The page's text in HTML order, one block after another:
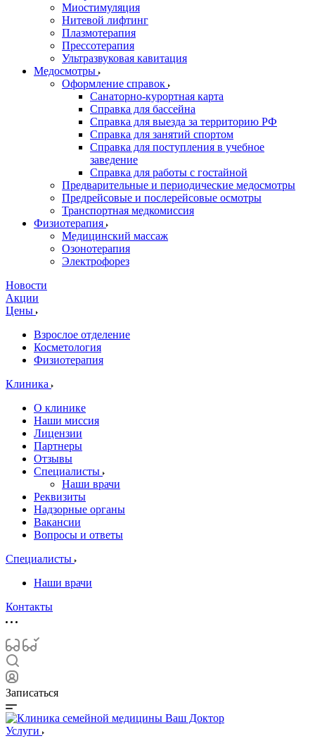
Миостимуляция
Нитевой лифтинг
Плазмотерапия
Прессотерапия
Ультразвуковая кавитация
Медосмотры
Оформление справок
Санаторно-курортная карта
Справка для бассейна
Справка для выезда за территорию РФ
Справка для занятий спортом
Справка для поступления в учебное
заведение
Справка для работы с гостайной
Предварительные и периодические медосмотры
Предрейсовые и послерейсовые осмотры
Транспортная медкомиссия
Физиотерапия
Медицинский массаж
Озонотерапия
Электрофорез
Новости
Акции
Цены
Взрослое отделение
Косметология
Физиотерапия
Клиника
О клинике
Наши миссия
Лицензии
Партнеры
Отзывы
Специалисты
Наши врачи
Реквизиты
Надзорные органы
Вакансии
Вопросы и ответы
Специалисты
Наши врачи
Контакты
Записаться
Услуги